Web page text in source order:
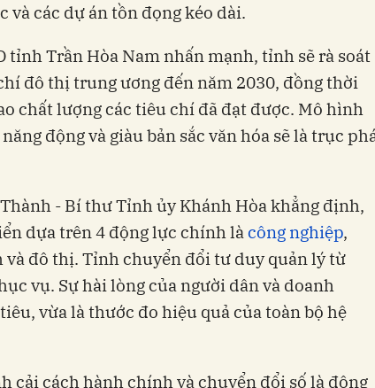
và các dự án tồn đọng kéo dài.
tỉnh Trần Hòa Nam nhấn mạnh, tỉnh sẽ rà soát
đô thị trung ương đến năm 2030, đồng thời
chất lượng các tiêu chí đã đạt được. Mô hình
động và giàu bản sắc văn hóa sẽ là trục
- Bí thư Tỉnh ủy Khánh Hòa khẳng định,
dựa trên 4 động lực chính làcông nghiệp,
và đô thị. Tỉnh chuyển đổi tư duy quản lý từ
vụ. Sự hài lòng của người dân và doanh
vừa là thước đo hiệu quả của toàn bộ hệ
cải cách hành chính và chuyển đổi số là động